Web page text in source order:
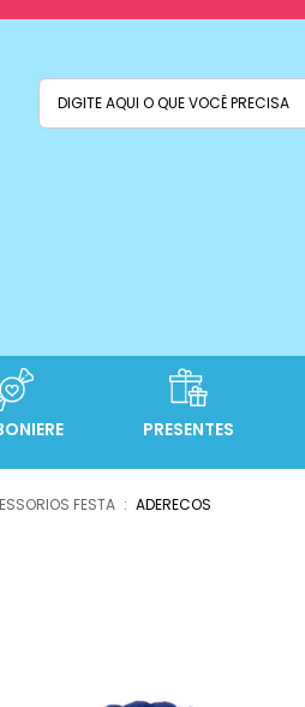
PRESENTES
FESTA ADERECOS